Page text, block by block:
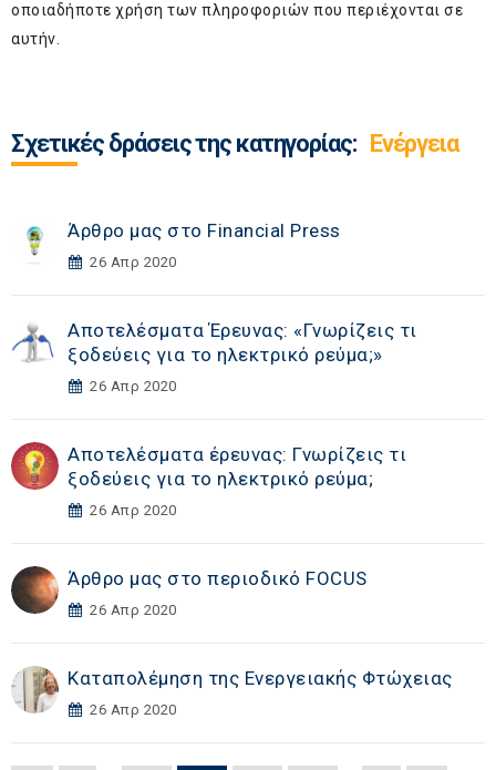
οποιαδήποτε χρήση των πληροφοριών που περιέχονται σε
αυτήν.
Σχετικές δράσεις της κατηγορίας: Ενέργεια
Άρθρο μας στο Financial Press
26 Απρ 2020
Αποτελέσματα Έρευνας: «Γνωρίζεις τι
ξοδεύεις για το ηλεκτρικό ρεύμα;»
26 Απρ 2020
Αποτελέσματα έρευνας: Γνωρίζεις τι
ξοδεύεις για το ηλεκτρικό ρεύμα;
26 Απρ 2020
Άρθρο μας στο περιοδικό FOCUS
26 Απρ 2020
Καταπολέμηση της Ενεργειακής Φτώχειας
26 Απρ 2020